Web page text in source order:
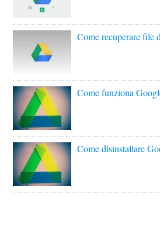
Come recuperare file
Come funziona
Come disinstallare